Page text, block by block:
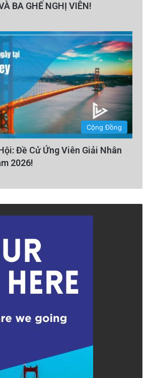
BA GHẾ NGHỊ VIÊN!
Cộng Đồng
Đề Cử Ứng Viên Giải Nhân
2026!